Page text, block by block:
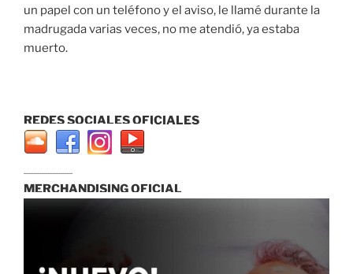
un papel con un teléfono y el aviso, le llamé durante la
madrugada varias veces, no me atendió, ya estaba
muerto.
REDES SOCIALES OFICIALES
MERCHANDISING OFICIAL